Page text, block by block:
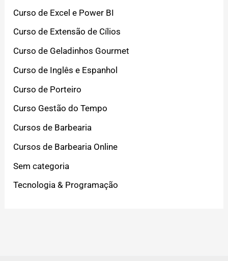
Curso de Excel e Power BI
Curso de Extensão de Cílios
Curso de Geladinhos Gourmet
Curso de Inglês e Espanhol
Curso de Porteiro
Curso Gestão do Tempo
Cursos de Barbearia
Cursos de Barbearia Online
Sem categoria
Tecnologia & Programação